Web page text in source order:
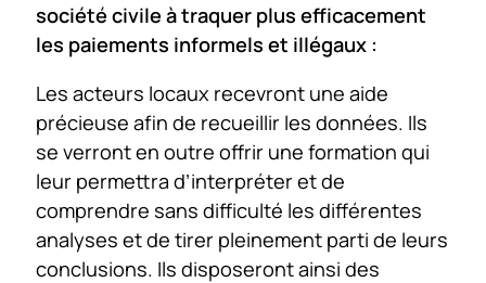
société civile à traquer plus efficacement
les paiements informels et illégaux :
Les acteurs locaux recevront une aide
précieuse afin de recueillir les données. Ils
se verront en outre offrir une formation qui
leur permettra d’interpréter et de
comprendre sans difficulté les différentes
analyses et de tirer pleinement parti de leurs
conclusions. Ils disposeront ainsi des